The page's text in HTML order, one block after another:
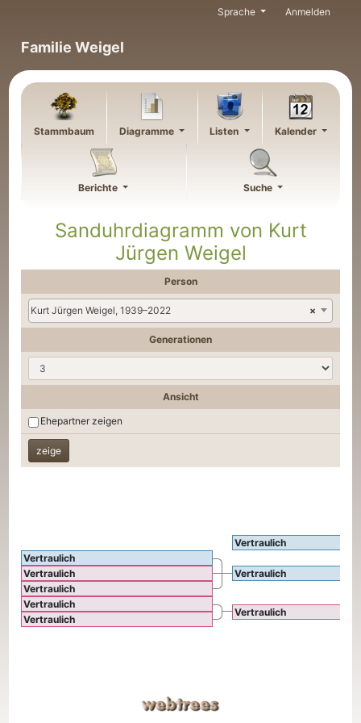
Familie Weigel
Sprache Anmelden
Stammbaum Diagramme Listen Kalender
Berichte Suche
Sanduhrdiagramm von Kurt
Jürgen Weigel
Person
×
Kurt Jürgen Weigel, 1939–2022
Generationen
Ansicht
Ehepartner zeigen
Vertraulich
Vertraulich
Vertraulich
Vertraulich
Vertraulich
Vertraulich
Vertraulich
Vertraulich